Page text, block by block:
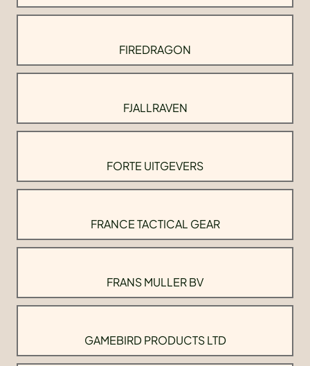
FIREDRAGON
FJALLRAVEN
FORTE UITGEVERS
FRANCE TACTICAL GEAR
FRANS MULLER BV
GAMEBIRD PRODUCTS LTD